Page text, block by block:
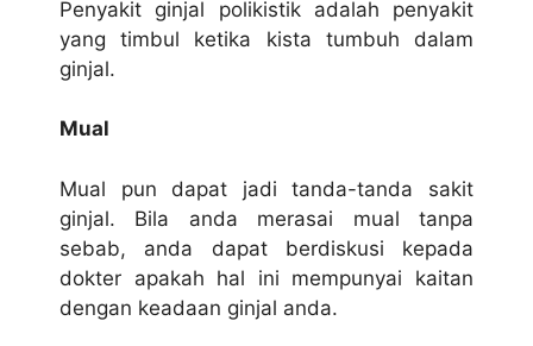
Penyakit ginjal polikistik adalah penyakit
yang timbul ketika kista tumbuh dalam
ginjal.
Mual
Mual pun dapat jadi tanda-tanda sakit
ginjal. Bila anda merasai mual tanpa
sebab, anda dapat berdiskusi kepada
dokter apakah hal ini mempunyai kaitan
dengan keadaan ginjal anda.